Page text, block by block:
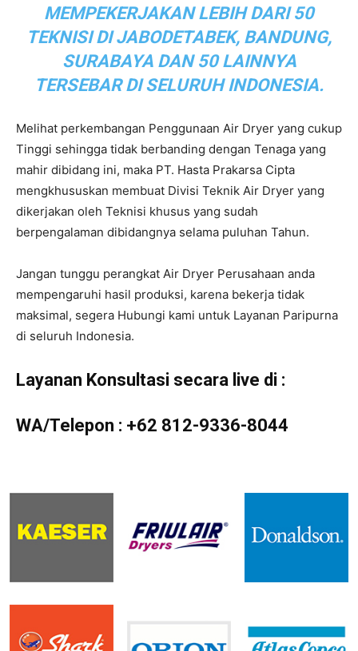
MEMPEKERJAKAN LEBIH DARI 50
TEKNISI DI JABODETABEK, BANDUNG,
SURABAYA DAN 50 LAINNYA
TERSEBAR DI SELURUH INDONESIA.
Melihat perkembangan Penggunaan Air Dryer yang cukup
Tinggi sehingga tidak berbanding dengan Tenaga yang
mahir dibidang ini, maka PT. Hasta Prakarsa Cipta
mengkhususkan membuat Divisi Teknik Air Dryer yang
dikerjakan oleh Teknisi khusus yang sudah
berpengalaman dibidangnya selama puluhan Tahun.
Jangan tunggu perangkat Air Dryer Perusahaan anda
mempengaruhi hasil produksi, karena bekerja tidak
maksimal, segera Hubungi kami untuk Layanan Paripurna
di seluruh Indonesia.
Layanan Konsultasi secara live di :
WA/Telepon : +62 812-9336-8044